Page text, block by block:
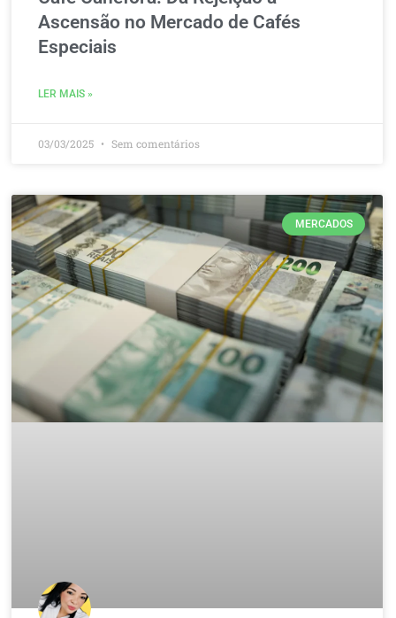
Ascensão no Mercado de Cafés
Especiais
LER MAIS »
03/03/2025 Sem comentários
MERCADOS